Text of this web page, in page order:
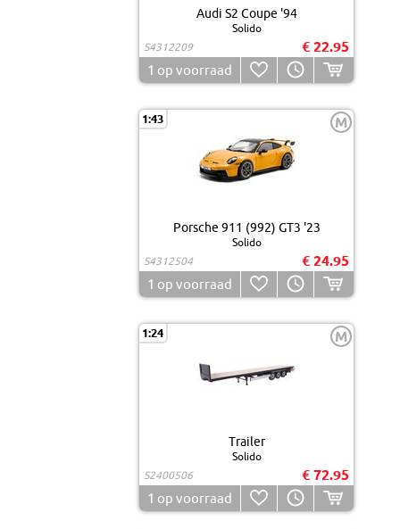
Audi S2 Coupe '94
Solido
S4312209
€ 22.95
1 op voorraad
1:43 M
Porsche 911 (992) GT3 '23
Solido
S4312504
€ 24.95
1 op voorraad
1:24 M
Trailer
Solido
S2400506
€ 72.95
1 op voorraad